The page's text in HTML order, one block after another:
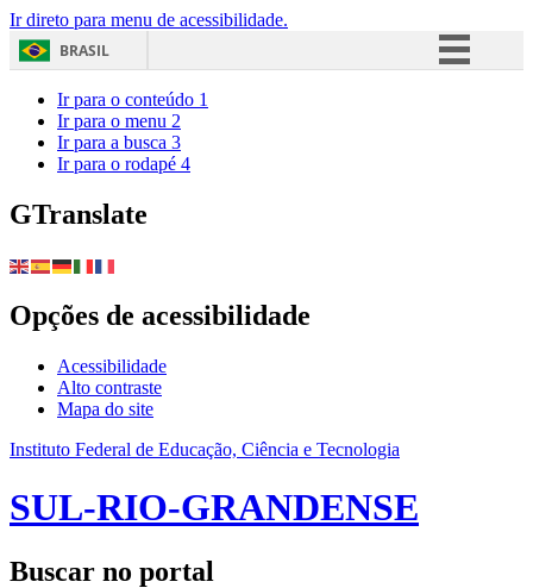
Ir direto para menu de acessibilidade.
BRASIL
Ir para o conteúdo 1
Ir para o menu 2
Ir para a busca 3
Ir para o rodapé 4
GTranslate
Opções de acessibilidade
Acessibilidade
Alto contraste
Mapa do site
Instituto Federal de Educação, Ciência e Tecnologia
SUL-RIO-GRANDENSE
Buscar no portal